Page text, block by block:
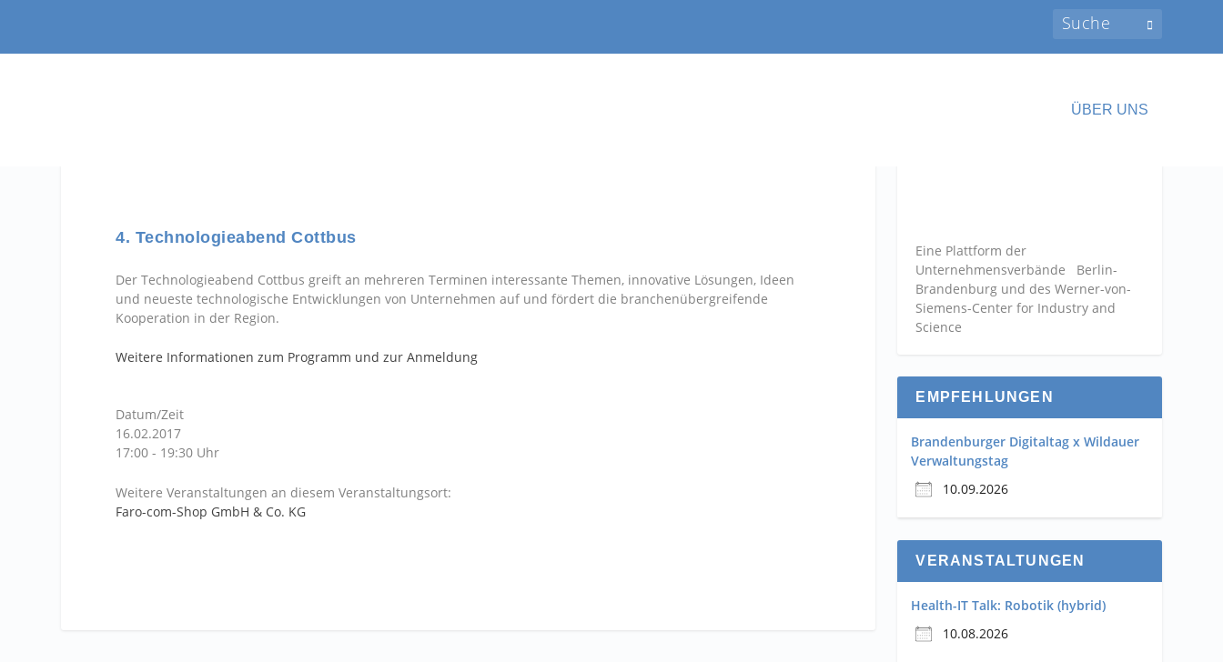
ÜBER UNS
4. Technologieabend Cottbus
Der Technologieabend Cottbus greift an mehreren Terminen interessante Themen, innovative Lösungen, Ideen
und neueste technologische Entwicklungen von Unternehmen auf und fördert die branchenübergreifende
Kooperation in der Region.
Weitere Informationen zum Programm und zur Anmeldung
Datum/Zeit
16.02.2017
17:00 - 19:30 Uhr
Weitere Veranstaltungen an diesem Veranstaltungsort:
Faro-com-Shop GmbH & Co. KG
Eine Plattform der
Unternehmensverbände Berlin-
Brandenburg und des Werner-von-
Siemens-Center for Industry and
Science
EMPFEHLUNGEN
Brandenburger Digitaltag x Wildauer
Verwaltungstag
10.09.2026
VERANSTALTUNGEN
Health-IT Talk: Robotik (hybrid)
10.08.2026